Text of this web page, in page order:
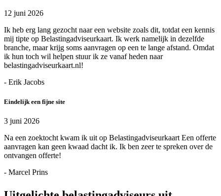
12 juni 2026
Ik heb erg lang gezocht naar een website zoals dit, totdat een kennis
mij tipte op Belastingadviseurkaart. Ik werk namelijk in dezelfde
branche, maar krijg soms aanvragen op een te lange afstand. Omdat
ik hun toch wil helpen stuur ik ze vanaf heden naar
belastingadviseurkaart.nl!
- Erik Jacobs
Eindelijk een fijne site
3 juni 2026
Na een zoektocht kwam ik uit op Belastingadviseurkaart Een offerte
aanvragen kan geen kwaad dacht ik. Ik ben zeer te spreken over de
ontvangen offerte!
- Marcel Prins